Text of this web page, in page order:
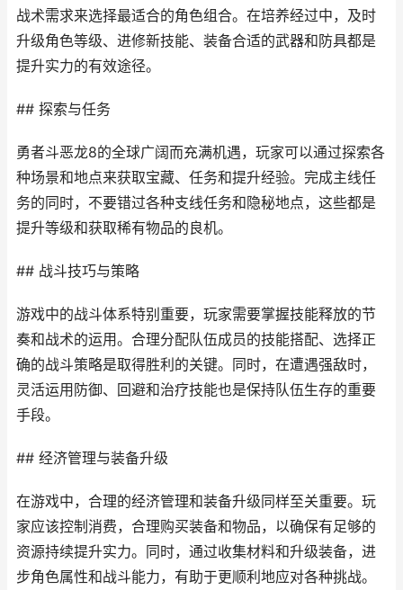
战术需求来选择最适合的角色组合。在培养经过中，及时
升级角色等级、进修新技能、装备合适的武器和防具都是
提升实力的有效途径。
## 探索与任务
勇者斗恶龙8的全球广阔而充满机遇，玩家可以通过探索各
种场景和地点来获取宝藏、任务和提升经验。完成主线任
务的同时，不要错过各种支线任务和隐秘地点，这些都是
提升等级和获取稀有物品的良机。
## 战斗技巧与策略
游戏中的战斗体系特别重要，玩家需要掌握技能释放的节
奏和战术的运用。合理分配队伍成员的技能搭配、选择正
确的战斗策略是取得胜利的关键。同时，在遭遇强敌时，
灵活运用防御、回避和治疗技能也是保持队伍生存的重要
手段。
## 经济管理与装备升级
在游戏中，合理的经济管理和装备升级同样至关重要。玩
家应该控制消费，合理购买装备和物品，以确保有足够的
资源持续提升实力。同时，通过收集材料和升级装备，进
步角色属性和战斗能力，有助于更顺利地应对各种挑战。